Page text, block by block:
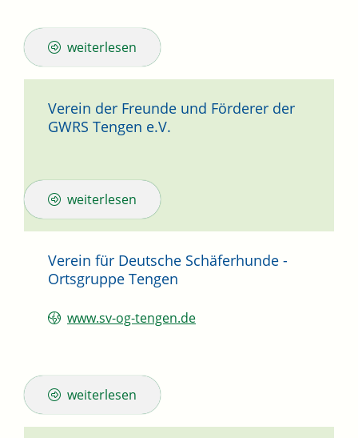
weiterlesen
Verein der Freunde und Förderer der
GWRS Tengen e.V.
weiterlesen
Verein für Deutsche Schäferhunde -
Ortsgruppe Tengen
www.sv-og-tengen.de
weiterlesen